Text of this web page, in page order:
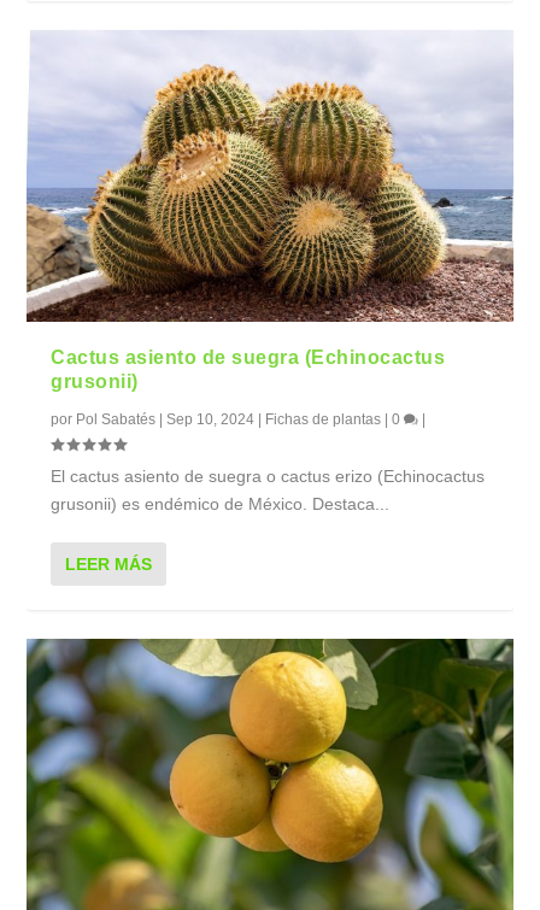
Cactus asiento de suegra (Echinocactus
grusonii)
por Pol Sabatés |Sep 10, 2024 | Fichas de plantas |0 |
El cactus asiento de suegra o cactus erizo (Echinocactus
grusonii) es endémico de México. Destaca...
LEER MÁS